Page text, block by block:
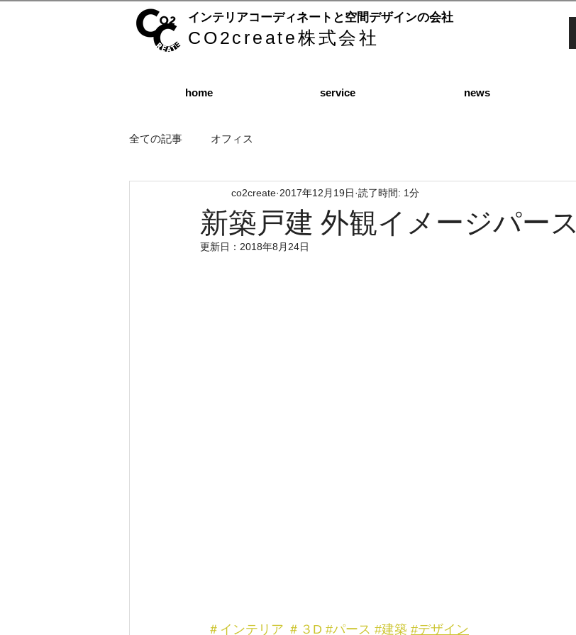
インテリアコーディネートと空間デザインの会社
CO2create株式会社
home service news
全ての記事 オフィス
新築戸建 外観イメージパース
co2create 2017年12月19日 読了時間: 1分
更新日： 2018年8月24日
＃インテリア ＃３D #パース #建築 #デザイン